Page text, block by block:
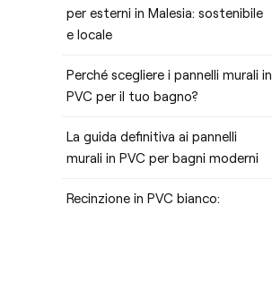
per esterni in Malesia: sostenibile
e locale
Perché scegliere i pannelli murali in
PVC per il tuo bagno?
La guida definitiva ai pannelli
murali in PVC per bagni moderni
Recinzione in PVC bianco: